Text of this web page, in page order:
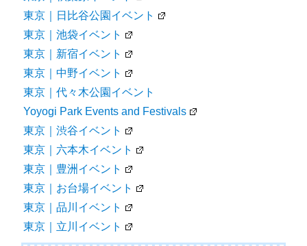
東京｜日比谷公園イベント
東京｜池袋イベント
東京｜新宿イベント
東京｜中野イベント
東京｜代々木公園イベント
Yoyogi Park Events and Festivals
東京｜渋谷イベント
東京｜六本木イベント
東京｜豊洲イベント
東京｜お台場イベント
東京｜品川イベント
東京｜立川イベント